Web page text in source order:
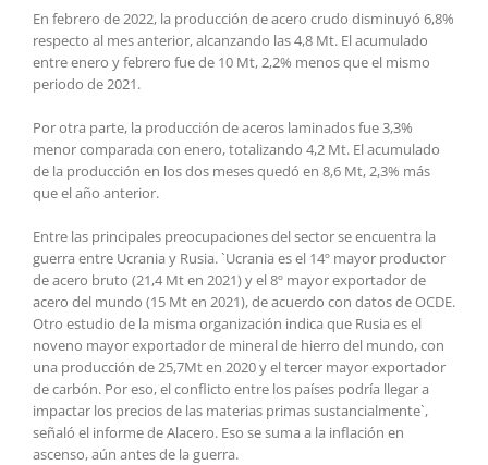
En febrero de 2022, la producción de acero crudo disminuyó 6,8%
respecto al mes anterior, alcanzando las 4,8 Mt. El acumulado
entre enero y febrero fue de 10 Mt, 2,2% menos que el mismo
periodo de 2021.
Por otra parte, la producción de aceros laminados fue 3,3%
menor comparada con enero, totalizando 4,2 Mt. El acumulado
de la producción en los dos meses quedó en 8,6 Mt, 2,3% más
que el año anterior.
Entre las principales preocupaciones del sector se encuentra la
guerra entre Ucrania y Rusia. `Ucrania es el 14º mayor productor
de acero bruto (21,4 Mt en 2021) y el 8º mayor exportador de
acero del mundo (15 Mt en 2021), de acuerdo con datos de OCDE.
Otro estudio de la misma organización indica que Rusia es el
noveno mayor exportador de mineral de hierro del mundo, con
una producción de 25,7Mt en 2020 y el tercer mayor exportador
de carbón. Por eso, el conflicto entre los países podría llegar a
impactar los precios de las materias primas sustancialmente`,
señaló el informe de Alacero. Eso se suma a la inflación en
ascenso, aún antes de la guerra.